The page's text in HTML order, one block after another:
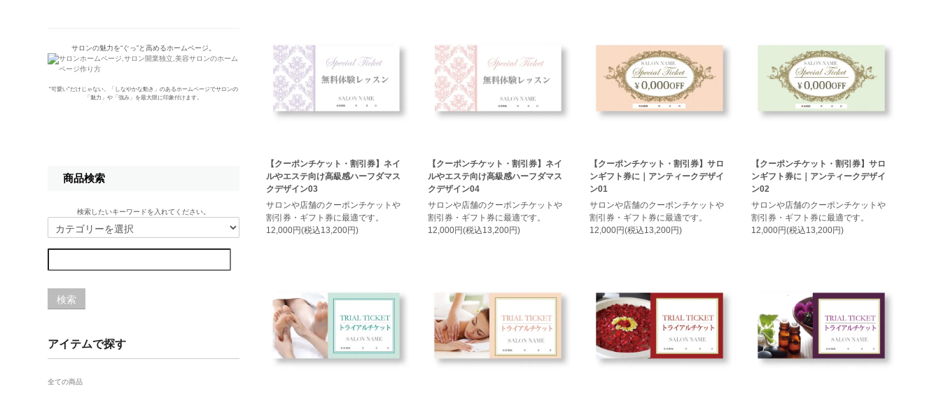
【クーポンチケット・割引券】ネイ
ルやエステ向け高級感ハーフダマス
クデザイン03
サロンや店舗のクーポンチケットや
割引券・ギフト券に最適です。
12,000円(税込13,200円)
【クーポンチケット・割引券】ネイ
ルやエステ向け高級感ハーフダマス
クデザイン04
サロンや店舗のクーポンチケットや
割引券・ギフト券に最適です。
12,000円(税込13,200円)
【クーポンチケット・割引券】サロ
ンギフト券に｜アンティークデザイ
ン01
サロンや店舗のクーポンチケットや
割引券・ギフト券に最適です。
12,000円(税込13,200円)
【クーポンチケット・割引券】サロ
ンギフト券に｜アンティークデザイ
ン02
サロンや店舗のクーポンチケットや
割引券・ギフト券に最適です。
12,000円(税込13,200円)
サロンの魅力を“ぐっ”と高めるホームページ。
“可愛い”だけじゃない。「しなやかな動き」のあるホームページでサロンの
「魅力」や「強み」を最大限に印象付けます。
商品検索
検索したいキーワードを入れてください。
検索
アイテムで探す
全ての商品